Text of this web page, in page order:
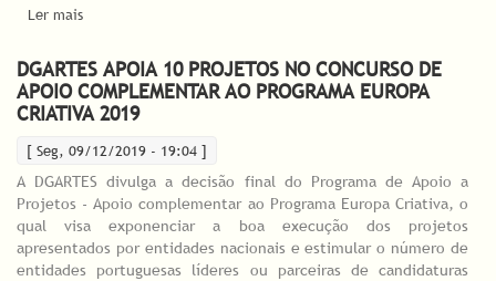
Ler mais
DGARTES APOIA 10 PROJETOS NO CONCURSO DE
APOIO COMPLEMENTAR AO PROGRAMA EUROPA
CRIATIVA 2019
[ Seg, 09/12/2019 - 19:04 ]
A DGARTES divulga a decisão final do Programa de Apoio a
Projetos - Apoio complementar ao Programa Europa Criativa, o
qual visa exponenciar a boa execução dos projetos
apresentados por entidades nacionais e estimular o número de
entidades portuguesas líderes ou parceiras de candidaturas